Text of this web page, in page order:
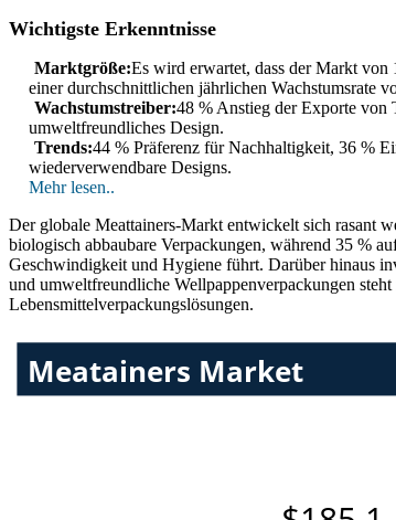
Wichtigste Erkenntnisse
Marktgröße:Es wird erwartet, dass der Markt
einer durchschnittlichen jährlichen Wachstumsrate
Wachstumstreiber:48 % Anstieg der Exporte von
umweltfreundliches Design.
Trends:44 % Präferenz für Nachhaltigkeit, 36 %
wiederverwendbare Designs.
Mehr lesen..
Der globale Meattainers-Markt entwickelt sich rasant
biologisch abbaubare Verpackungen, während 35 %
Geschwindigkeit und Hygiene führt. Darüber hinaus
und umweltfreundliche Wellpappenverpackungen
Lebensmittelverpackungslösungen.